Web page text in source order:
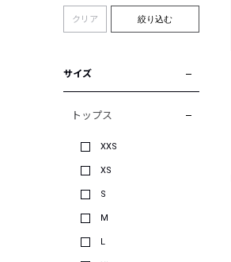
クリア 絞り込む
サイズ
トップス
XXS
XS
S
M
L